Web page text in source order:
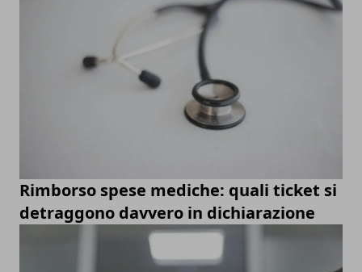
Rimborso spese mediche: quali ticket si
detraggono davvero in dichiarazione